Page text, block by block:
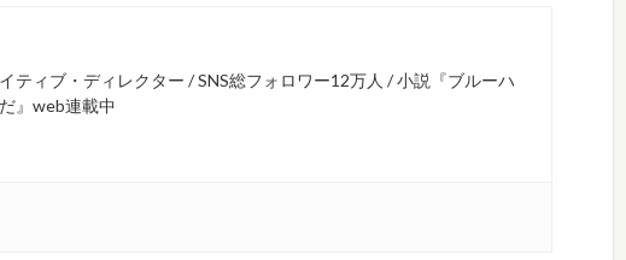
ティブ・ディレクター / SNS総フォロワー12万人 / 小説『ブルーハ
』web連載中